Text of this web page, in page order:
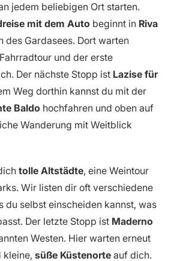
jedem beliebigen Ort starten.
mit dem Auto beginnt in Riva
des Gardasees. Dort warten
und der erste
Der nächste Stopp ist Lazise für
Weg dorthin kannst du mit der
Baldo hochfahren und oben auf
Wanderung mit Weitblick
tolle Altstädte, eine Weintour
Wir listen dir oft verschiedene
du selbst einscheiden kannst, was
Der letzte Stopp ist Maderno
Westen. Hier warten erneut
süße Küstenorte auf dich.